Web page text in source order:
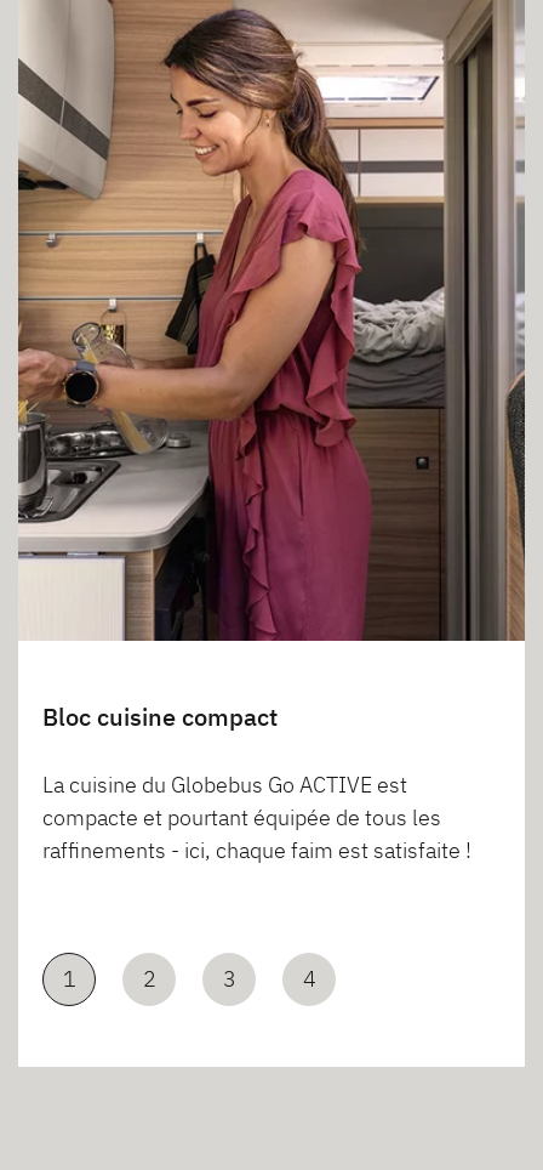
Bloc cuisine compact
La cuisine du Globebus Go ACTIVE est
compacte et pourtant équipée de tous les
raffinements - ici, chaque faim est satisfaite !
1 2 3 4